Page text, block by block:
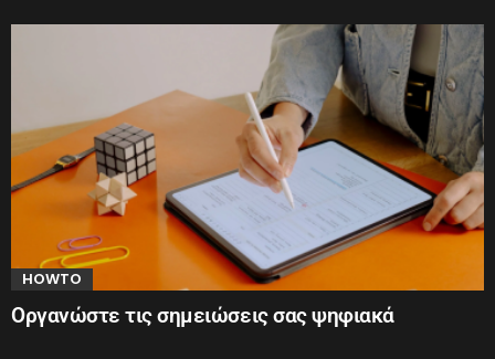
HOWTO
Οργανώστε τις σημειώσεις σας ψηφιακά